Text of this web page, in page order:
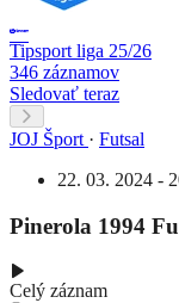
Tipsport liga 25/26
346 záznamov
Sledovať teraz
JOJ Šport · Futsal
22. 03. 2024 -
Pinerola 1994
Celý záznam